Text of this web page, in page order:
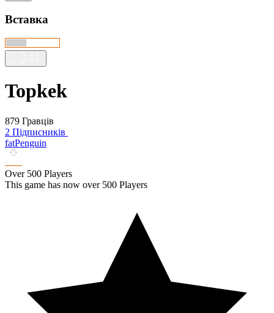
Вставка
Topkek
879 Гравців
2 Підписників
fatPenguin
Over 500 Players
This game has now over 500 Players